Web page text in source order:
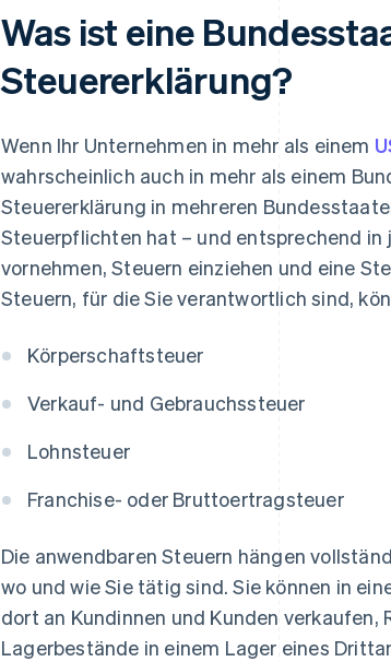
Was ist eine
Steuererklärung?
Wenn Ihr Unternehmen in mehr als einem
wahrscheinlich auch in mehr als einem
Steuererklärung in mehreren
Steuerpflichten hat – und entsprechend
vornehmen, Steuern einziehen und eine
Steuern, für die Sie verantwortlich sind,
Körperschaftsteuer
Verkauf- und Gebrauchssteuer
Lohnsteuer
Franchise- oder Bruttoertragsteuer
Die anwendbaren Steuern hängen
wo und wie Sie tätig sind. Sie können in
dort an Kundinnen und Kunden
Lagerbestände in einem Lager eines